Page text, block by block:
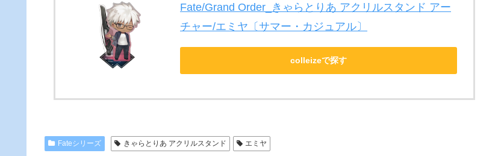
Fate/Grand Order_きゃらとりあ アクリルスタンド アー
チャー/エミヤ〔サマー・カジュアル〕
colleizeで探す
Fateシリーズ きゃらとりあ アクリルスタンド エミヤ